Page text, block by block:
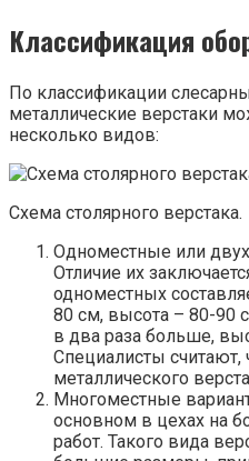
Классификация
По классификации
металлические верстаки
несколько видов:
Схема столярного верстака.
Одноместные или
Отличие их
одноместных
80 см, высота – 80-90
в два раза больше,
Специалисты
металлического
Многоместные
основном в цехах на
работ. Такого вида